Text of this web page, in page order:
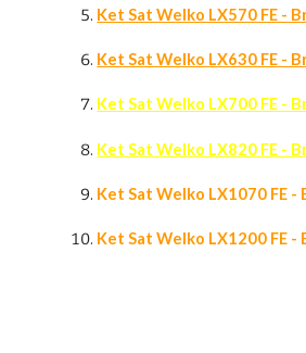
Ket Sat Welko LX570 FE -
Ket Sat Welko LX630 FE -
Ket Sat Welko LX700 FE -
Ket Sat Welko LX820 FE -
Ket Sat Welko LX1070 FE -
Ket Sat Welko LX1200 FE -